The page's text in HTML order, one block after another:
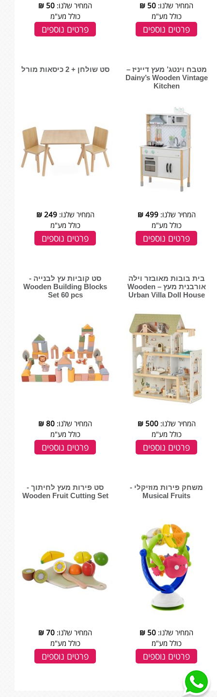
המחיר שלנו: 50
₪
כולל מע"מ
פרטים נוספים
המחיר שלנו: 50
₪
כולל מע"מ
פרטים נוספים
מטבח וינטג’ מעץ דייניז –
‏‏‏‏Dainy’s Wooden Vintage
Kitchen
המחיר שלנו:499
₪
כולל מע"מ
פרטים נוספים
סט שולחן + 2 כיסאות מורל
המחיר שלנו:249
₪
כולל מע"מ
פרטים נוספים
בית בובות מאובזר וילה
אורבנית מעץ – ‏‏‏‏Wooden
Urban Villa Doll House
המחיר שלנו:500
₪
כולל מע"מ
פרטים נוספים
סט קוביות עץ לבנייה -
‏‏‏‏Wooden Building Blocks
Set 60 pcs
המחיר שלנו: 80
₪
כולל מע"מ
פרטים נוספים
משחק פירות מוזיקלי -
Musical Fruits
המחיר שלנו: 50
₪
כולל מע"מ
פרטים נוספים
סט פירות מעץ לחיתוך -
‏‏‏‏Wooden Fruit Cutting Set
המחיר שלנו: 70
₪
כולל מע"מ
פרטים נוספים